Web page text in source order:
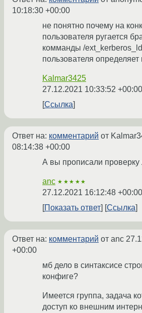
10:18:30 +00:00
не понятно почему на
пользователя ругается
комманды /
пользователя определяет
Kalmar3425
27.12.2021 10:33:52 +00:00
Ссылка
Ответ на: комментарий от
08:14:38 +00:00
А вы прописали проверку
anc ★★★★★
27.12.2021 16:12:48 +00:00
Показать ответ
Ссылка
Ответ на: комментарий от anc
+00:00
мб дело в синтаксисе
конфиге?
Имеется группа, задача
доступ ко внешним